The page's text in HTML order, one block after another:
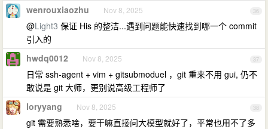
36
wenrouxiaozhu Nov 8, 2025
@Light3 保证 His 的整洁...遇到问题能快速找到哪一个 commit
引入的
37
hwdq0012 Nov 8, 2025
日常 ssh-agent + vim + gitsubmoduel ，git 重来不用 gui, 仍不
敢说是 git 大师，更别说高级工程师了
38
loryyang Nov 8, 2025
git 需要熟悉啥，要干嘛直接问大模型就好了，平常也用不了多